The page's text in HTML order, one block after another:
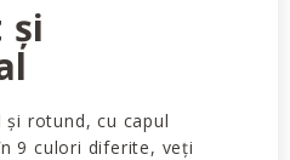
și
și rotund, cu capul
9 culori diferite, veți